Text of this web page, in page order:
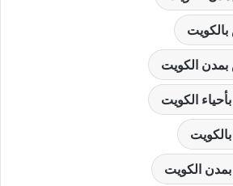
الكويت
الكويت
الكويت